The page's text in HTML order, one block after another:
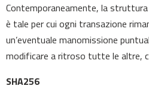
Contemporaneamente, la struttura
è tale per cui ogni transazione
un’eventuale manomissione
modificare a ritroso tutte le altre,
SHA256